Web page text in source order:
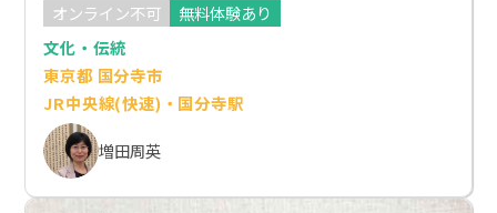
オンライン不可
無料体験あり
文化・伝統
東京都 国分寺市
JR中央線(快速)・国分寺駅
増田周英